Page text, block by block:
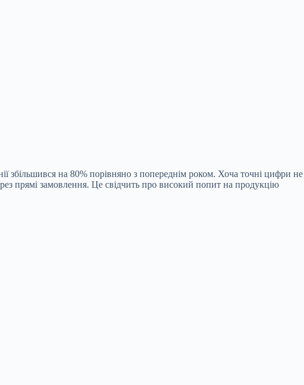
збільшився на 80% порівняно з попереднім роком. Хоча точні цифри не
прямі замовлення. Це свідчить про високий попит на продукцію